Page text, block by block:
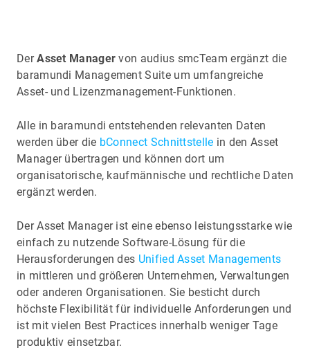
DerAsset Manager von audius smcTeam ergänzt die
baramundi Management Suite um umfangreiche
Asset- und Lizenzmanagement-Funktionen.
Alle in baramundi entstehenden relevanten Daten
werden über die bConnect Schnittstelle in den Asset
Manager übertragen und können dort um
organisatorische, kaufmännische und rechtliche Daten
ergänzt werden.
Der Asset Manager ist eine ebenso leistungsstarke wie
einfach zu nutzende Software-Lösung für die
Herausforderungen des Unified Asset Managements
in mittleren und größeren Unternehmen, Verwaltungen
oder anderen Organisationen. Sie besticht durch
höchste Flexibilität für individuelle Anforderungen und
ist mit vielen Best Practices innerhalb weniger Tage
produktiv einsetzbar.